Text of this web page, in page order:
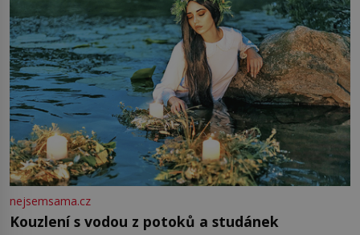
nejsemsama.cz
Kouzlení s vodou z potoků a studánek